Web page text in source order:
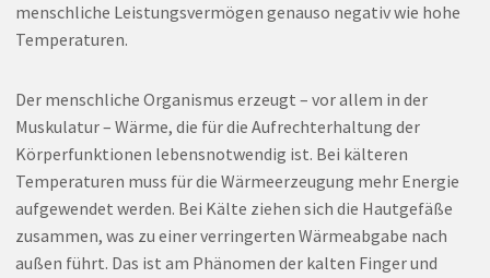
menschliche Leistungsvermögen genauso negativ wie hohe
Temperaturen.
Der menschliche Organismus erzeugt – vor allem in der
Muskulatur – Wärme, die für die Aufrechterhaltung der
Körperfunktionen lebensnotwendig ist. Bei kälteren
Temperaturen muss für die Wärmeerzeugung mehr Energie
aufgewendet werden. Bei Kälte ziehen sich die Hautgefäße
zusammen, was zu einer verringerten Wärmeabgabe nach
außen führt. Das ist am Phänomen der kalten Finger und